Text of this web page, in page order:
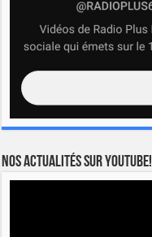
Nos actualités sur YOUTUBE!